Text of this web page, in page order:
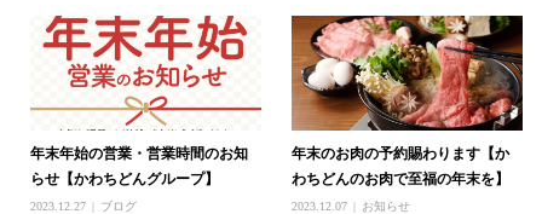
年末年始の営業・営業時間のお知
らせ【かわちどんグループ】
2023.12.27 ブログ
年末のお肉の予約賜わります【か
わちどんのお肉で至福の年末を】
2023.12.07 お知らせ